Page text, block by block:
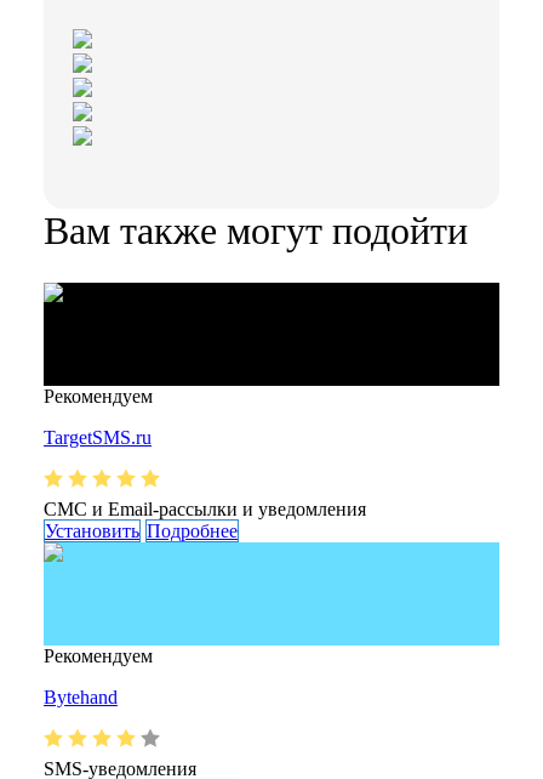
Вам также могут подойти
Рекомендуем
TargetSMS.ru
СМС и Email-рассылки и уведомления
Установить Подробнее
Рекомендуем
Bytehand
SMS-уведомления